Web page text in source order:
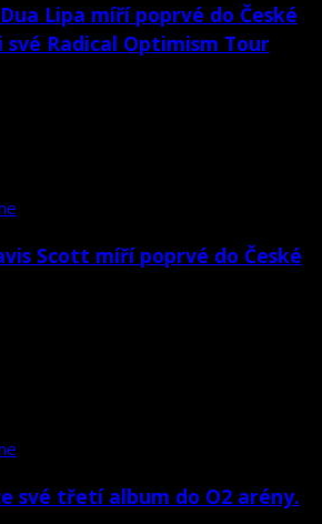
Lipa míří poprvé do České
Radical Optimism Tour
Scott míří poprvé do České
své třetí album do O2 arény.